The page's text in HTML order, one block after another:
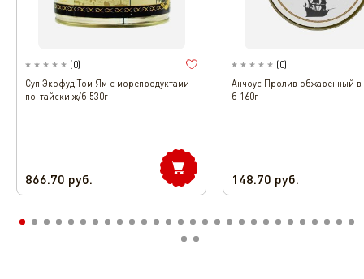
(0)
Cуп Экофуд Том Ям с морепродуктами
по-тайски ж/б 530г
866.70 руб.
(0)
Анчоус Пролив обжаренный в
б 160г
148.70 руб.